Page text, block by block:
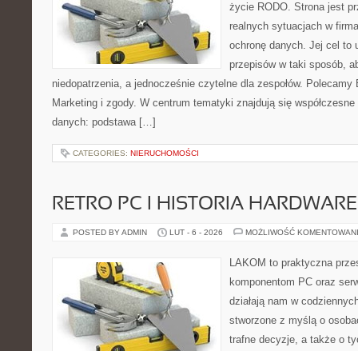
życie RODO. Strona jest
realnych sytuacjach w
ochronę danych. Jej cel to
przepisów w taki sposób,
niedopatrzenia, a jednocześnie czytelne dla zespołów.
Marketing i zgody. W centrum tematyki znajdują się
danych: podstawa […]
CATEGORIES: NIERUCHOMOŚCI
RETRO PC I HISTORIA
POSTED BY ADMIN LUT - 6 - 2026 MOŻLIWOŚĆ
LAKOM to praktyczna
komponentom PC oraz
działają nam w
stworzone z myślą o
trafne decyzje, a także o